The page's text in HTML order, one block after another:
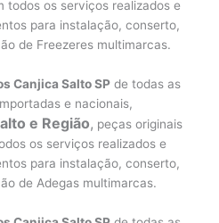
todos os serviços realizados e
para instalação, conserto,
de Freezeres multimarcas.
Canjica Salto SP de todas as
e nacionais,
alto e Região, peças originais
os serviços realizados e
para instalação, conserto,
de Adegas multimarcas.